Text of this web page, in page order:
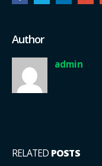
Author
admin
RELATED POSTS